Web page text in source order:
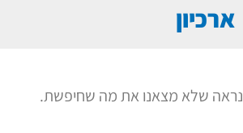
ארכיון
נראה שלא מצאנו את מה שחיפשת.